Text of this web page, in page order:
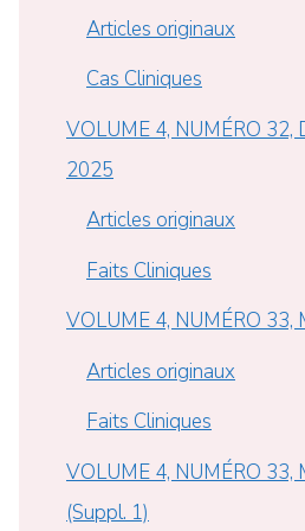
Articles originaux
Cas Cliniques
VOLUME 4, NUMÉRO 32,
2025
Articles originaux
Faits Cliniques
VOLUME 4, NUMÉRO 33,
Articles originaux
Faits Cliniques
VOLUME 4, NUMÉRO 33,
(Suppl. 1)